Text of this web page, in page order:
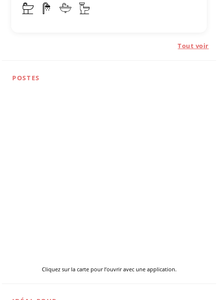
Tout voir
POSTES
Cliquez sur la carte pour l’ouvrir avec une application.